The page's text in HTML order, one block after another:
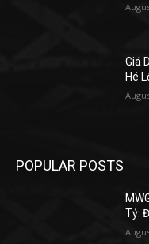
Giá
Hé
POPULAR POSTS
Tỷ: